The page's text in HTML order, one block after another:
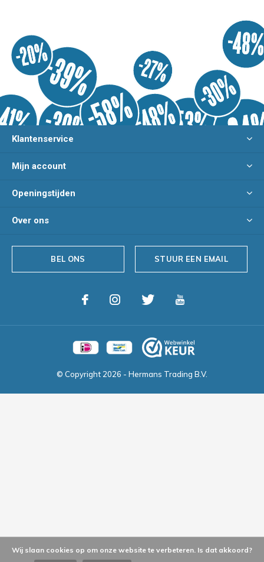
Klantenservice
Mijn account
Openingstijden
Over ons
BEL ONS STUUR EEN EMAIL
© Copyright 2026 - Hermans Trading B.V.
Wij slaan cookies op om onze website te verbeteren. Is dat akkoord?